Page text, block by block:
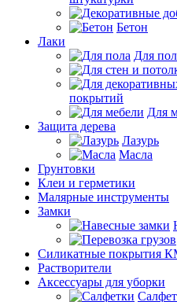
Бетон
Лаки
Для
покрытий
Для
Защита дерева
Лазурь
Масла
Грунтовки
Клеи и герметики
Малярные инструменты
Замки
Силикатные покрытия
Растворители
Аксессуары для уборки